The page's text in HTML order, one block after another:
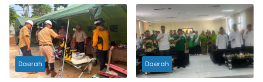
Daerah Daerah